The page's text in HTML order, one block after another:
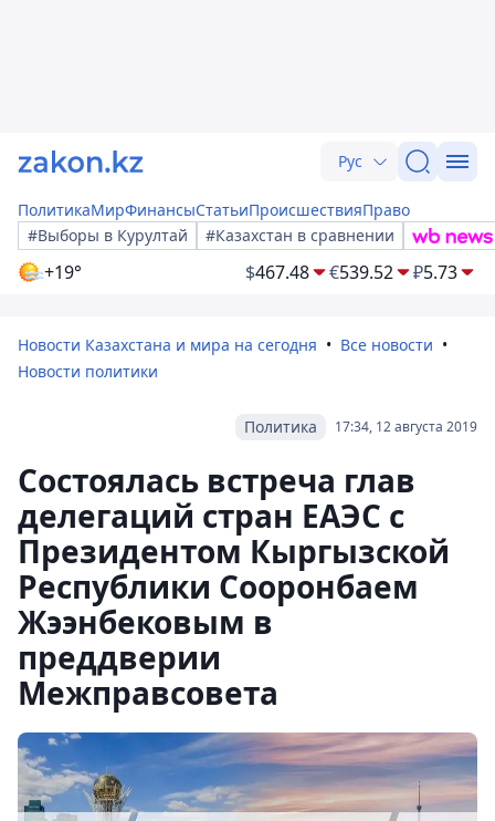
Рус
ПолитикаМирФинансыСтатьиПроисшествияПраво
#Выборы в Курултай
#Казахстан в сравнении
+19° $467.48 €539.52 ₽5.73
Новости Казахстана и мира на сегодня
Все новости
Новости политики
17:34, 12 августа 2019
Политика
Состоялась встреча глав
делегаций стран ЕАЭС с
Президентом Кыргызской
Республики Сооронбаем
Жээнбековым в
преддверии
Межправсовета